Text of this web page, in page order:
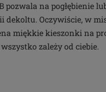
na pogłębienie
dekoltu. Oczywiście, w
miękkie kieszonki na
zależy od ciebie.